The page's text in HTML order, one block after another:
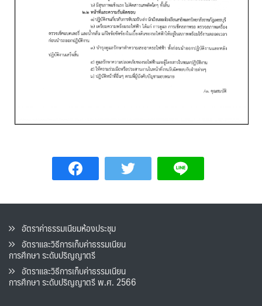
อัตราค่าธรรมเนียมห้องประชุม
อัตราและวิธีการเก็บค่าธรรมเนียน
การศึกษา ระดับปริญญาตรี
อัตราและวิธีการเก็บค่าธรรมเนียน
การศึกษา ระดับปริญญาตรี พ.ศ. 2566